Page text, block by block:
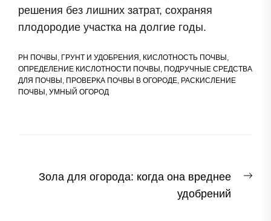
решения без лишних затрат, сохраняя
плодородие участка на долгие годы.
PH ПОЧВЫ , ГРУНТ И УДОБРЕНИЯ , КИСЛОТНОСТЬ ПОЧВЫ ,
ОПРЕДЕЛЕНИЕ КИСЛОТНОСТИ ПОЧВЫ , ПОДРУЧНЫЕ СРЕДСТВА
ДЛЯ ПОЧВЫ , ПРОВЕРКА ПОЧВЫ В ОГОРОДЕ, РАСКИСЛЕНИЕ
ПОЧВЫ , УМНЫЙ ОГОРОД
Зола для огорода: когда она вреднее
удобрений